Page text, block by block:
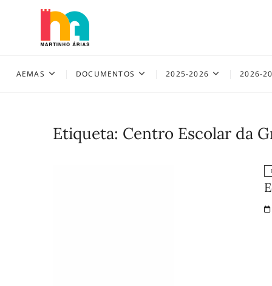
AEMAS DOCUMENTOS 2025-2026 2026-
Etiqueta: Centro Escolar da